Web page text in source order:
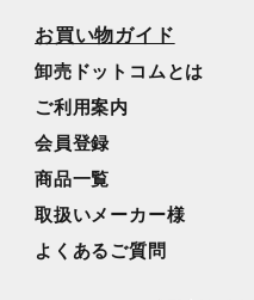
お買い物ガイド
卸売ドットコムとは
ご利用案内
会員登録
商品一覧
取扱いメーカー様
よくあるご質問